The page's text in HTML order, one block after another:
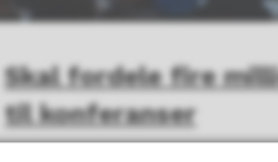
Skal fordele fire
til konferanser